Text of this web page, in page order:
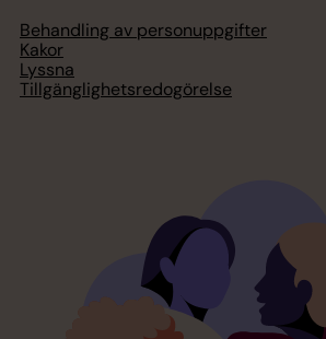
Behandling av personuppgifter
Kakor
Lyssna
Tillgänglighetsredogörelse